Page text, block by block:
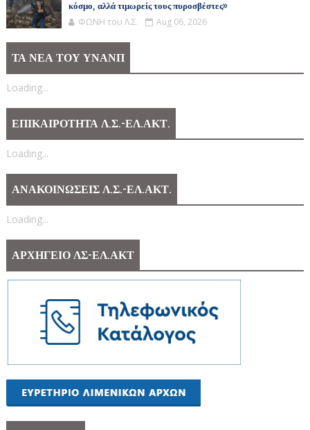
κόσμο, αλλά τιμωρείς τους πυροσβέστες»
ΦΩΝΗ του Λ.Σ. Aug 06, 2026
ΤΑ ΝΕΑ ΤΟΥ ΥΝΑΝΠ
Loading...
ΕΠΙΚΑΙΡΟΤΗΤΑ Λ.Σ.-ΕΛ.ΑΚΤ.
Loading...
ΑΝΑΚΟΙΝΩΣΕΙΣ Λ.Σ.-ΕΛ.ΑΚΤ.
Loading...
ΑΡΧΗΓΕΙΟ ΛΣ-ΕΛ.ΑΚΤ